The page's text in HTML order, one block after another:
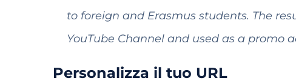
to foreign and Erasmus students. The
YouTube Channel and used as a promo
Personalizza il tuo URL